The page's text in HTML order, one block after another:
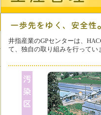
井指産業のGPセンターは、
て、独自の取り組みを行ってい